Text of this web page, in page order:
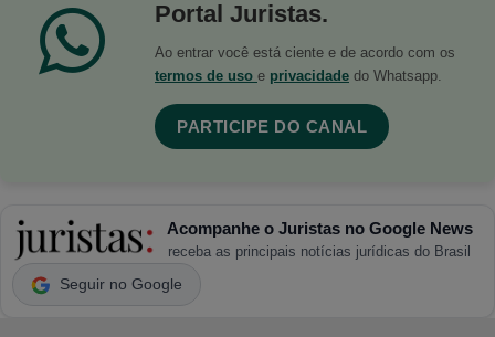
Portal Juristas.
Ao entrar você está ciente e de acordo com os
termos de uso e privacidade do Whatsapp.
PARTICIPE DO CANAL
Acompanhe o Juristas no Google News
receba as principais notícias jurídicas do Brasil
Seguir no Google